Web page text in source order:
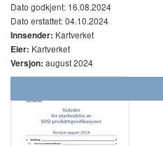
Dato godkjent: 16.08.2024
Dato erstattet: 04.10.2024
Innsender: Kartverket
Eier: Kartverket
Versjon: august 2024